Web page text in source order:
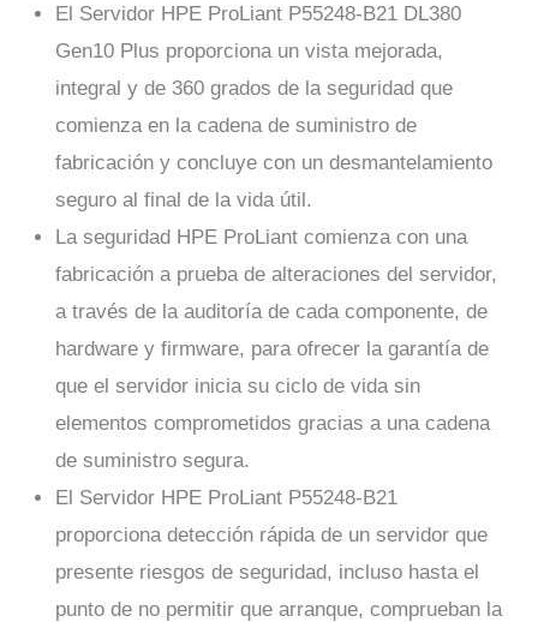
El Servidor HPE ProLiant P55248-B21 DL380
Gen10 Plus proporciona un vista mejorada,
integral y de 360 grados de la seguridad que
comienza en la cadena de suministro de
fabricación y concluye con un desmantelamiento
seguro al final de la vida útil.
La seguridad HPE ProLiant comienza con una
fabricación a prueba de alteraciones del servidor,
a través de la auditoría de cada componente, de
hardware y firmware, para ofrecer la garantía de
que el servidor inicia su ciclo de vida sin
elementos comprometidos gracias a una cadena
de suministro segura.
El Servidor HPE ProLiant P55248-B21
proporciona detección rápida de un servidor que
presente riesgos de seguridad, incluso hasta el
punto de no permitir que arranque, comprueban la